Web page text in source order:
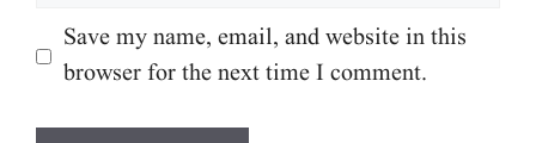
Save my name, email, and website in this
browser for the next time I comment.